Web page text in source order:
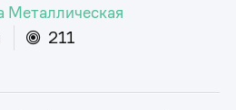
Металлическая
211